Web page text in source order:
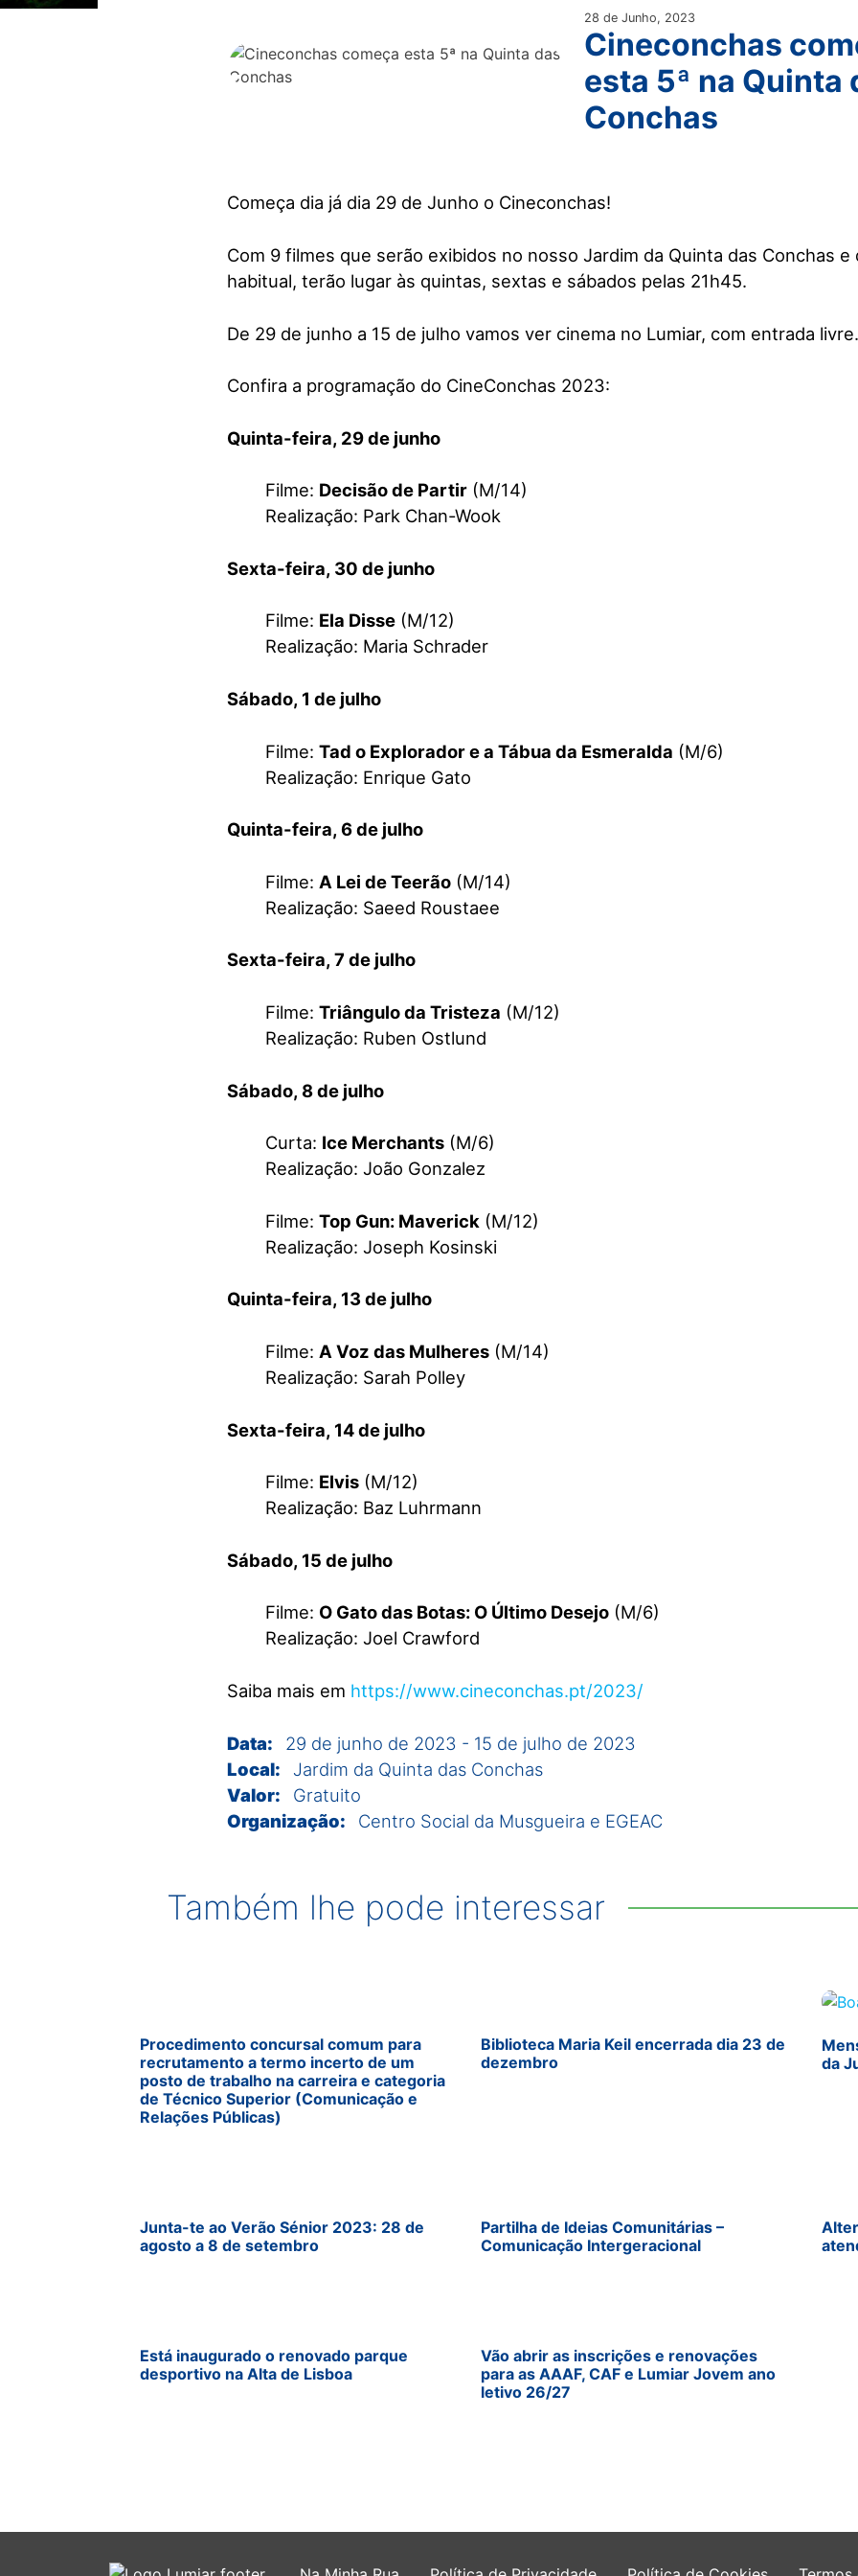
28 de Junho, 2023
Cineconchas
esta 5ª na Quinta
Conchas
Começa dia já dia 29 de Junho o Cineconchas!
Com 9 filmes que serão exibidos no nosso Jardim da Quinta das Conchas
habitual, terão lugar às quintas, sextas e sábados pelas 21h45.
De 29 de junho a 15 de julho vamos ver cinema no Lumiar, com entrada livre.
Confira a programação do CineConchas 2023:
Quinta-feira, 29 de junho
Filme: Decisão de Partir (M/14)
Realização: Park Chan-Wook
Sexta-feira, 30 de junho
Filme: Ela Disse (M/12)
Realização: Maria Schrader
Sábado, 1 de julho
Filme: Tad o Explorador e a Tábua da Esmeralda (M/6)
Realização: Enrique Gato
Quinta-feira, 6 de julho
Filme: A Lei de Teerão (M/14)
Realização: Saeed Roustaee
Sexta-feira, 7 de julho
Filme: Triângulo da Tristeza (M/12)
Realização: Ruben Ostlund
Sábado, 8 de julho
Curta: Ice Merchants (M/6)
Realização: João Gonzalez
Filme: Top Gun: Maverick (M/12)
Realização: Joseph Kosinski
Quinta-feira, 13 de julho
Filme: A Voz das Mulheres (M/14)
Realização: Sarah Polley
Sexta-feira, 14 de julho
Filme: Elvis (M/12)
Realização: Baz Luhrmann
Sábado, 15 de julho
Filme: O Gato das Botas: O Último Desejo (M/6)
Realização: Joel Crawford
Saiba mais em https://www.cineconchas.pt/2023/
Data: 29 de junho de 2023 - 15 de julho de 2023
Local:
Jardim da Quinta das Conchas
Valor:
Gratuito
Organização:
Centro Social da Musgueira e EGEAC
Também lhe pode interessar
Procedimento concursal comum para
recrutamento a termo incerto de um
posto de trabalho na carreira e categoria
de Técnico Superior (Comunicação e
Relações Públicas)
Biblioteca Maria Keil encerrada dia 23 de
dezembro
da
Junta-te ao Verão Sénior 2023: 28 de
agosto a 8 de setembro
Partilha de Ideias Comunitárias –
Comunicação Intergeracional
Está inaugurado o renovado parque
desportivo na Alta de Lisboa
Vão abrir as inscrições e renovações
para as AAAF, CAF e Lumiar Jovem ano
letivo 26/27